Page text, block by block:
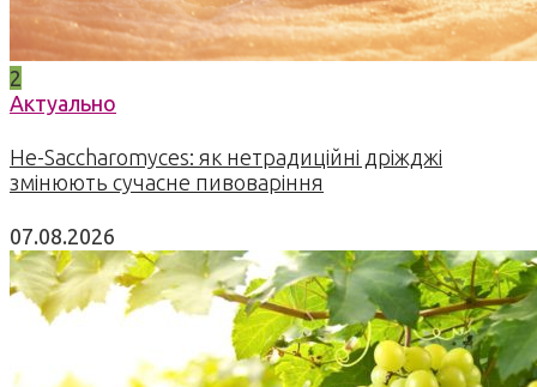
2
Актуально
Не-Saccharomyces: як нетрадиційні дріжджі
змінюють сучасне пивоваріння
07.08.2026